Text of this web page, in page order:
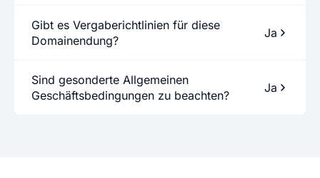
Gibt es Vergaberichtlinien für diese
Domainendung?
Ja
Sind gesonderte Allgemeinen
Geschäftsbedingungen zu beachten?
Ja